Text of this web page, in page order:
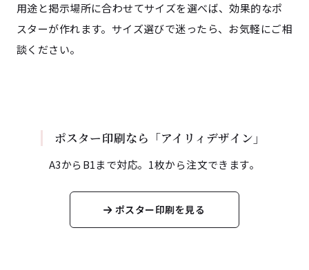
用途と掲示場所に合わせてサイズを選べば、効果的なポ
スターが作れます。サイズ選びで迷ったら、お気軽にご相
談ください。
ポスター印刷なら「アイリィデザイン」
A3からB1まで対応。1枚から注文できます。
ポスター印刷を見る